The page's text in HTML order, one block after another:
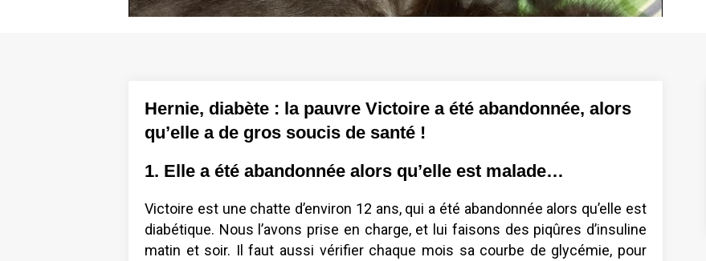
Hernie, diabète : la pauvre Victoire a été abandonnée, alors
qu’elle a de gros soucis de santé !
1. Elle a été abandonnée alors qu’elle est malade…
Victoire est une chatte d’environ 12 ans, qui a été abandonnée alors qu’elle est
diabétique. Nous l’avons prise en charge, et lui faisons des piqûres d’insuline
matin et soir. Il faut aussi vérifier chaque mois sa courbe de glycémie, pour